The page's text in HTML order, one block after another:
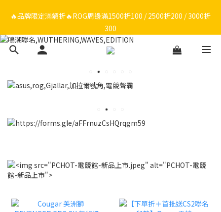
🔥品牌限定滿額折🔥ROG周邊滿1500折100 / 2500折200 / 3000折
300
🔥品牌限定滿額折🔥ROG周邊滿1500折100 / 2500折200 / 3000折
300
🔥品牌加碼滿額折🔥Razer周邊滿1500折100 / 2500折200 / 3000
ROG/Razer 全館電競椅會員登錄再現折$300
300